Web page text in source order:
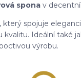
spona v
který spojuje
kvalitu. Ideální také
výrobu.